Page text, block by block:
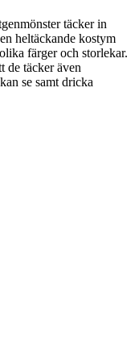
täcker in
heltäckande kostym
färger och storlekar.
de täcker även
se samt dricka